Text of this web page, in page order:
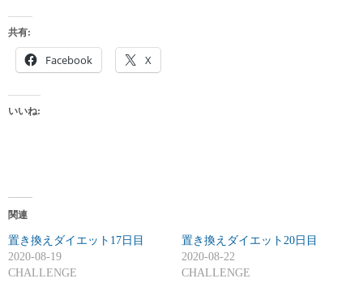
共有:
Facebook X
いいね:
関連
置き換えダイエット17日目
2020-08-19
CHALLENGE
置き換えダイエット20日目
2020-08-22
CHALLENGE